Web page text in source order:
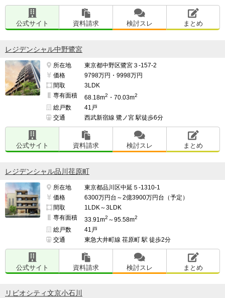
公式サイト 資料請求 検討スレ まとめ
レジデンシャル中野鷺宮
所在地
東京都中野区鷺宮３-157-2
価格
9798万円・9998万円
間取
3LDK
専有面積
68.18m2 ・70.03m2
総戸数
41戸
交通
西武新宿線 鷺ノ宮 駅徒歩6分
公式サイト 資料請求 検討スレ まとめ
レジデンシャル品川荏原町
所在地
東京都品川区中延５-1310-1
価格
6300万円台～2億3900万円台（予定）
間取
1LDK～3LDK
専有面積
33.91m2 ～95.58m2
総戸数
41戸
交通
東急大井町線 荏原町 駅 徒歩2分
公式サイト 資料請求 検討スレ まとめ
リビオシティ文京小石川